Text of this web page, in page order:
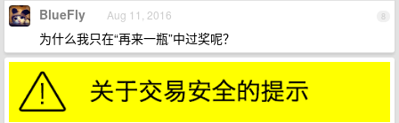
8
BlueFly Aug 11, 2016
为什么我只在“再来一瓶”中过奖呢？